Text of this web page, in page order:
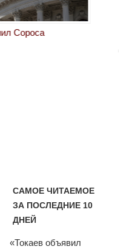
Сороса
САМОЕ ЧИТАЕМОЕ
ЗА ПОСЛЕДНИЕ 10
ДНЕЙ
«Токаев объявил